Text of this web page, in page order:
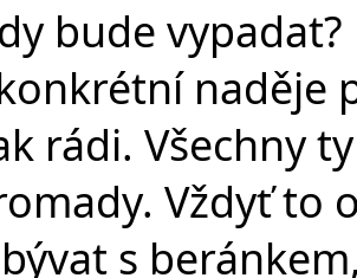
bude
naděje
rádi. Všechny
Vždyť to
s